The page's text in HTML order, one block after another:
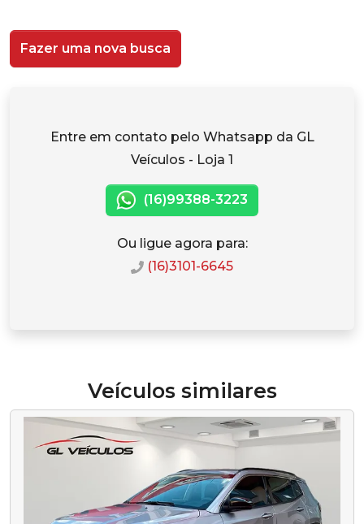
Fazer uma nova busca
Entre em contato pelo Whatsapp da GL
Veículos - Loja 1
(16)99388-3223
Ou ligue agora para:
(16)3101-6645
Veículos similares